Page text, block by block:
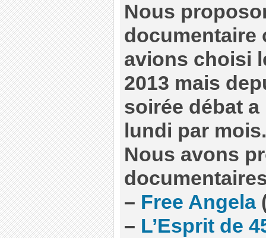
Nous
documentaire
avions choisi
2013 mais
soirée débat
lundi par mois.
Nous avons
– Free Angela
– L’Esprit de